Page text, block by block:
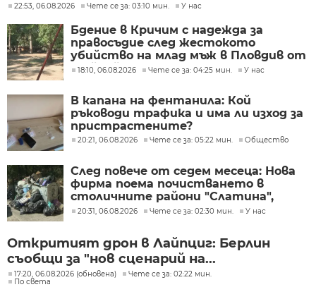
22:53, 06.08.2026 Чете се за: 03:10 мин. У нас
Бдение в Кричим с надежда за
правосъдие след жестокото
убийство на млад мъж в Пловдив от
тийнейджъри
18:10, 06.08.2026 Чете се за: 04:25 мин. У нас
В капана на фентанила: Кой
ръководи трафика и има ли изход за
пристрастените?
20:21, 06.08.2026 Чете се за: 05:22 мин. Общество
След повече от седем месеца: Нова
фирма поема почистването в
столичните райони "Слатина",
"Подуяне" и "Изгрев"
20:31, 06.08.2026 Чете се за: 02:30 мин. У нас
Откритият дрон в Лайпциг: Берлин
съобщи за "нов сценарий на...
17:20, 06.08.2026 (обновена)
Чете се за: 02:22 мин.
По света